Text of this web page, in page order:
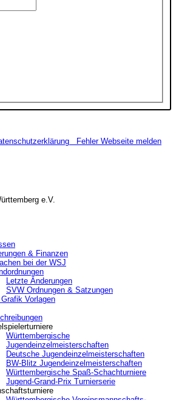
Fehler Webseite melden
e.V.
& Finanzen
bei der WSJ
Letzte Änderungen
SVW Ordnungen & Satzungen
Vorlagen
Württembergische
Jugendeinzelmeisterschaften
Deutsche Jugendeinzelmeisterschaften
BW-Blitz Jugendeinzelmeisterschaften
Württembergische Spaß-Schachturniere
Jugend-Grand-Prix Turnierserie